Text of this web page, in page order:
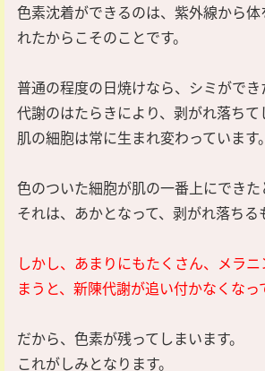
色素沈着ができるのは、紫外線から体
れたからこそのことです。
普通の程度の日焼けなら、シミがで
代謝のはたらきにより、剥がれ落ちて
肌の細胞は常に生まれ変わっています。
色のついた細胞が肌の一番上にできた
それは、あかとなって、剥がれ落ちる
しかし、あまりにもたくさん、メラ
まうと、新陳代謝が追い付かなくなっ
だから、色素が残ってしまいます。
これがしみとなります。